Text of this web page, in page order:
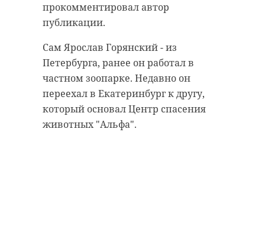
прокомментировал автор
публикации.
Сам Ярослав Горянский - из
Петербурга, ранее он работал в
частном зоопарке. Недавно он
переехал в Екатеринбург к другу,
который основал Центр спасения
животных "Альфа".